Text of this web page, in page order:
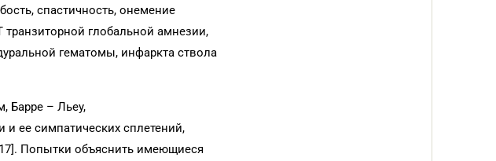
спастичность, онемение
глобальной амнезии,
гематомы, инфаркта ствола
Барре – Льеу,
ее симпатических сплетений,
Попытки объяснить имеющиеся